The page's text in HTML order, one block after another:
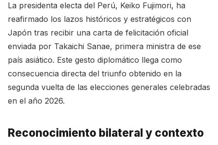
La presidenta electa del Perú, Keiko Fujimori, ha
reafirmado los lazos históricos y estratégicos con
Japón tras recibir una carta de felicitación oficial
enviada por Takaichi Sanae, primera ministra de ese
país asiático. Este gesto diplomático llega como
consecuencia directa del triunfo obtenido en la
segunda vuelta de las elecciones generales celebradas
en el año 2026.
Reconocimiento bilateral y contexto